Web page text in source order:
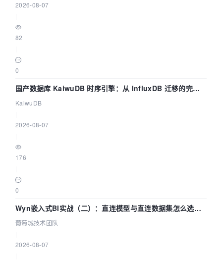
2026-08-07
82
0
国产数据库 KaiwuDB 时序引擎：从 InfluxDB 迁移的完整
技术路径
KaiwuDB
2026-08-07
176
0
Wyn嵌入式BI实战（二）：直连模型与直连数据集怎么选，
参数为什么不生效？| 葡萄城技术团队
葡萄城技术团队
2026-08-07